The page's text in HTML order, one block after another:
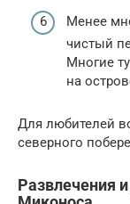
Менее
чистый
Многие
на
Для любителей
северного
Развлечения